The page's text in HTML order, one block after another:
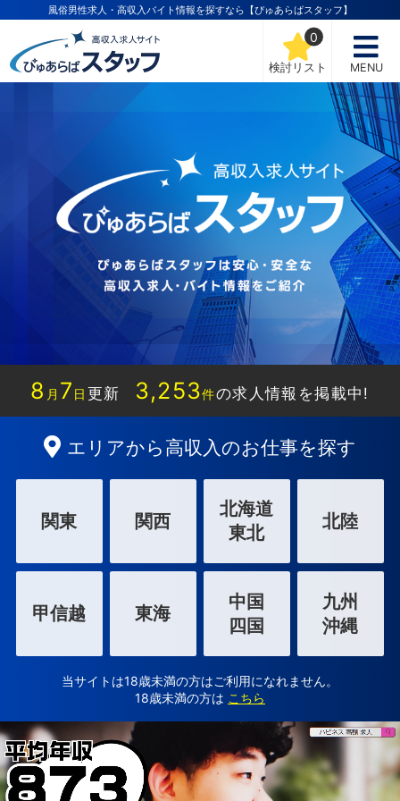
風俗男性求人・高収入バイト情報を探すなら【ぴゅあらばスタッフ】
検討リスト
0
MENU
8 月 7 日 更新 3,253件の求人情報を掲載中!
エリアから高収入のお仕事を探す
関東 関西
北海道
東北
北陸
甲信越 東海
中国
四国
九州
沖縄
当サイトは18歳未満の方はご利用になれません。
18歳未満の方は こちら